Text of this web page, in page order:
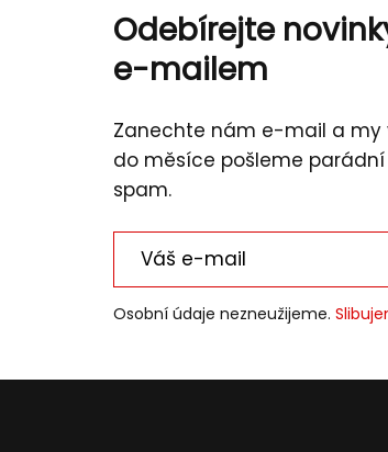
Odebírejte
e-mailem
Zanechte nám e-mail a my
do měsíce pošleme
spam.
Osobní údaje nezneužijeme.